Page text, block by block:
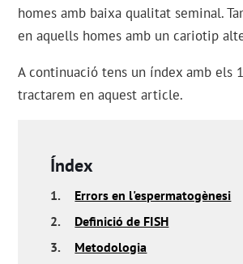
homes amb baixa qualitat seminal.
en aquells homes amb un cariotip
A continuació tens un índex amb els
tractarem en aquest article.
Índex
1.
Errors en l'espermatogènesi
2.
Definició de FISH
3.
Metodologia